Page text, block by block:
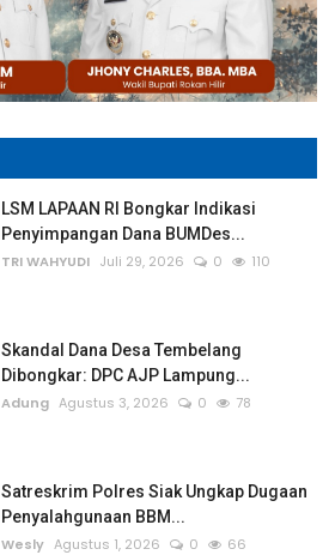
LSM LAPAAN RI Bongkar Indikasi
Penyimpangan Dana BUMDes...
TRI WAHYUDI Juli 29, 2026 0 110
Skandal Dana Desa Tembelang
Dibongkar: DPC AJP Lampung...
Adung Agustus 3, 2026 0 78
Satreskrim Polres Siak Ungkap Dugaan
Penyalahgunaan BBM...
Wesly Agustus 1, 2026 0 66